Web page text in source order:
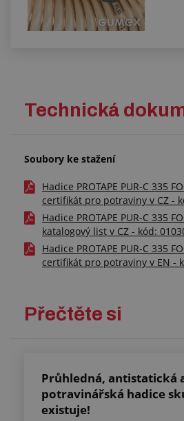
Technická
Soubory ke stažení
Hadice PROTAPE PUR-C 335
certifikát pro potraviny v CZ -
Hadice PROTAPE PUR-C 335
katalogový list v CZ - kód:
Hadice PROTAPE PUR-C 335
certifikát pro potraviny v EN -
Přečtěte si
Průhledná, antistatická
potravinářská hadice
existuje!